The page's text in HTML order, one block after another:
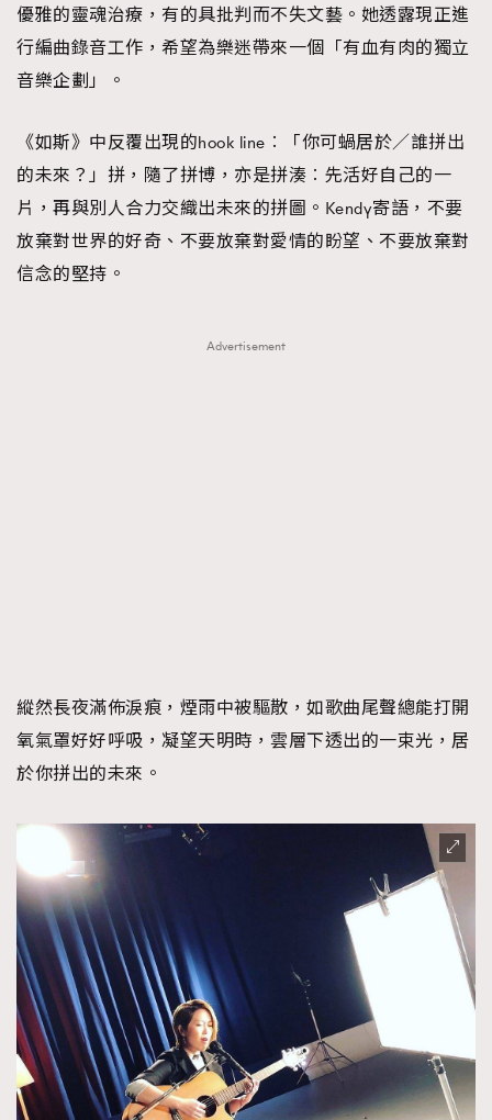
優雅的靈魂治療，有的具批判而不失文藝。她透露現正進
行編曲錄音工作，希望為樂迷帶來一個「有血有肉的獨立
音樂企劃」。
《如斯》中反覆出現的hook line︰「你可蝸居於／誰拼出
的未來？」拼，隨了拼博，亦是拼湊︰先活好自己的一
片，再與別人合力交織出未來的拼圖。Kendy寄語，不要
放棄對世界的好奇、不要放棄對愛情的盼望、不要放棄對
信念的堅持。
Advertisement
縱然長夜滿佈淚痕，煙雨中被驅散，如歌曲尾聲總能打開
氧氣罩好好呼吸，凝望天明時，雲層下透出的一束光，居
於你拼出的未來。